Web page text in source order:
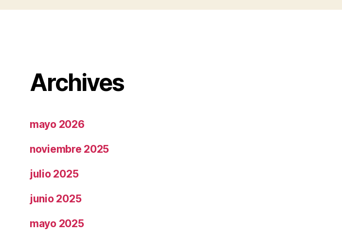
Archives
mayo 2026
noviembre 2025
julio 2025
junio 2025
mayo 2025